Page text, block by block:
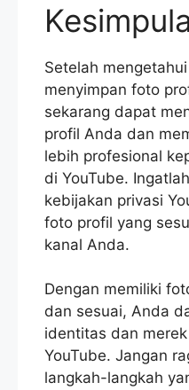
Setelah
menyimpan foto
sekarang dapat
profil Anda dan
lebih profesional
di YouTube.
kebijakan privasi
foto profil yang
kanal Anda.
Dengan memiliki
dan sesuai, Anda
identitas dan
YouTube. Jangan
langkah-langkah